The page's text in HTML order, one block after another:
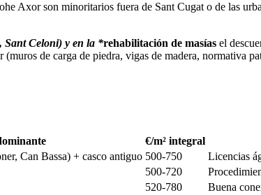
Axor son minoritarios fuera de Sant Cugat o de las
Sant Celoni) y en la *rehabilitación de masías el
de carga de piedra, vigas de madera, normativa
€/m² integral
Can Bassa) + casco antiguo 500-750
Licencias
500-720
520-780
Buena